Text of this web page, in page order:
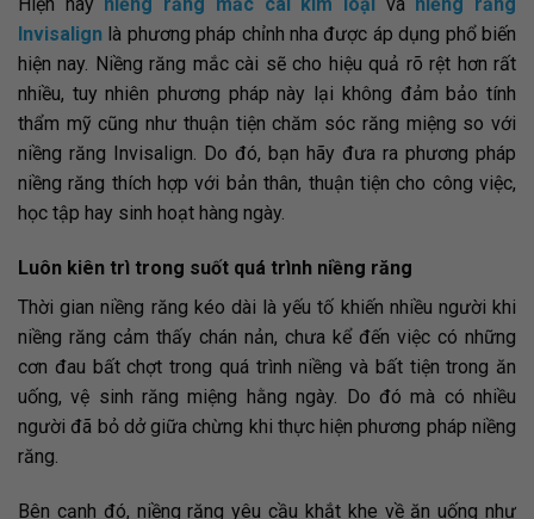
Invisalign là phương pháp chỉnh nha được áp dụng phổ biến
hiện nay. Niềng răng mắc cài sẽ cho hiệu quả rõ rệt hơn rất
nhiều, tuy nhiên phương pháp này lại không đảm bảo tính
thẩm mỹ cũng như thuận tiện chăm sóc răng miệng so với
niềng răng Invisalign. Do đó, bạn hãy đưa ra phương pháp
niềng răng thích hợp với bản thân, thuận tiện cho công việc,
học tập hay sinh hoạt hàng ngày.
Luôn kiên trì trong suốt quá trình niềng răng
Thời gian niềng răng kéo dài là yếu tố khiến nhiều người khi
niềng răng cảm thấy chán nản, chưa kể đến việc có những
cơn đau bất chợt trong quá trình niềng và bất tiện trong ăn
uống, vệ sinh răng miệng hằng ngày. Do đó mà có nhiều
người đã bỏ dở giữa chừng khi thực hiện phương pháp niềng
răng.
Bên cạnh đó, niềng răng yêu cầu khắt khe về ăn uống như